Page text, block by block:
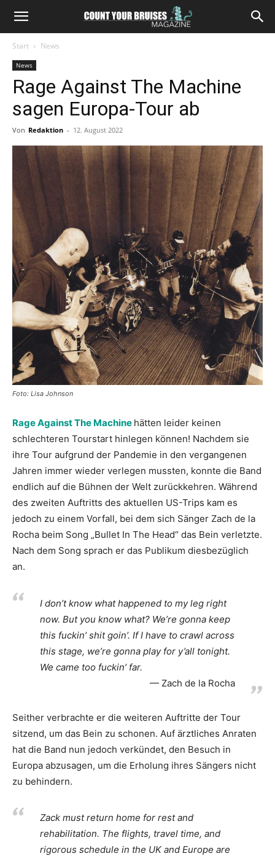
Start News
News
Rage Against The Machine
sagen Europa-Tour ab
Von Redaktion - 12. August 2022
Foto: Lisa Johnson
Rage Against The Machine hätten leider keinen
schlechteren Tourstart hinlegen können! Nachdem sie
ihre Tour aufgrund der Pandemie in den vergangenen
Jahren immer wieder verlegen mussten, konnte die Band
endlich auf die Bühnen der Welt zurückkehren. Während
des zweiten Auftritts des aktuellen US-Trips kam es
jedoch zu einem Vorfall, bei dem sich Sänger Zach de la
Rocha beim Song „Bullet In The Head“ das Bein verletzte.
Nach dem Song sprach er das Publikum diesbezüglich
an.
I don’t know what happened to my leg right
now. But you know what? We’re gonna keep
this fuckin’ shit goin’. If I have to crawl across
this stage, we’re gonna play for y’all tonight.
We came too fuckin’ far.
Zach de la Rocha
Seither verbrachte er die weiteren Auftritte der Tour
sitzend, um das Bein zu schonen. Auf ärztliches Anraten
hat die Band nun jedoch verkündet, den Besuch in
Europa abzusagen, um die Erholung ihres Sängers nicht
zu behindern.
Zack must return home for rest and
rehabilitation. The flights, travel time, and
rigorous schedule in the UK and Europe are